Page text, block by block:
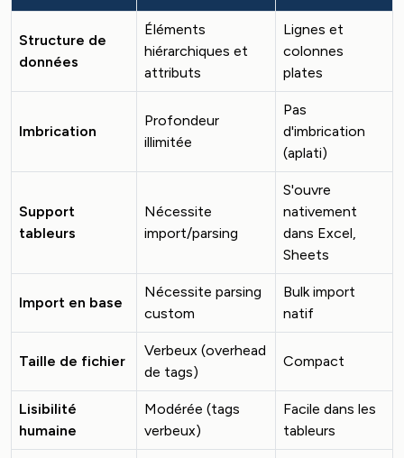
Structure de
données
Éléments
hiérarchiques et
attributs
Lignes et
colonnes
plates
Imbrication
Profondeur
illimitée
Pas
d'imbrication
(aplati)
Support
tableurs
Nécessite
import/parsing
S'ouvre
nativement
dans Excel,
Sheets
Import en base
Nécessite parsing
custom
Bulk import
natif
Taille de fichier
Verbeux (overhead
de tags)
Compact
Lisibilité
humaine
Modérée (tags
verbeux)
Facile dans les
tableurs